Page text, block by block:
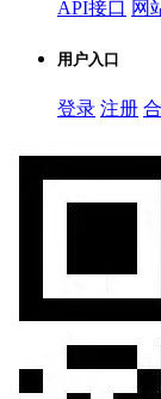
API接口 网
用户入口
登录 注册